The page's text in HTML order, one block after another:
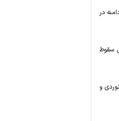
در
سقوط
و